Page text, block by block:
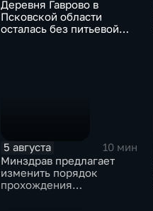
Деревня Гаврово в
Псковской области
осталась без питьевой
5 августа
10 мин
Минздрав предлагает
изменить порядок
прохождения